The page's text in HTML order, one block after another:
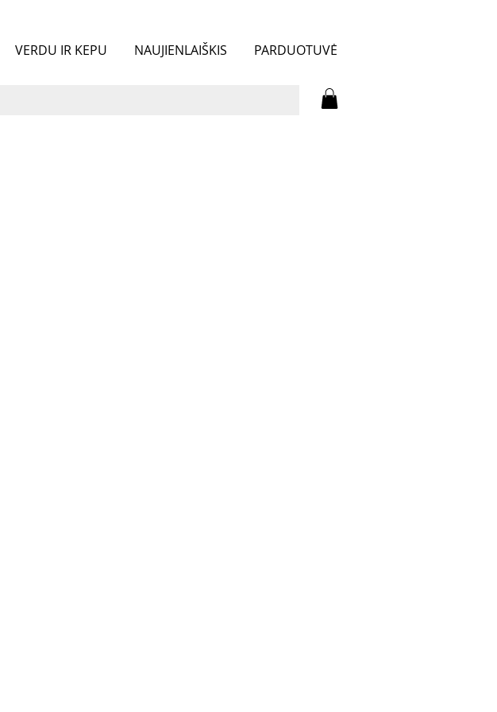
VERDU IR KEPU NAUJIENLAIŠKIS PARDUOTUVĖ